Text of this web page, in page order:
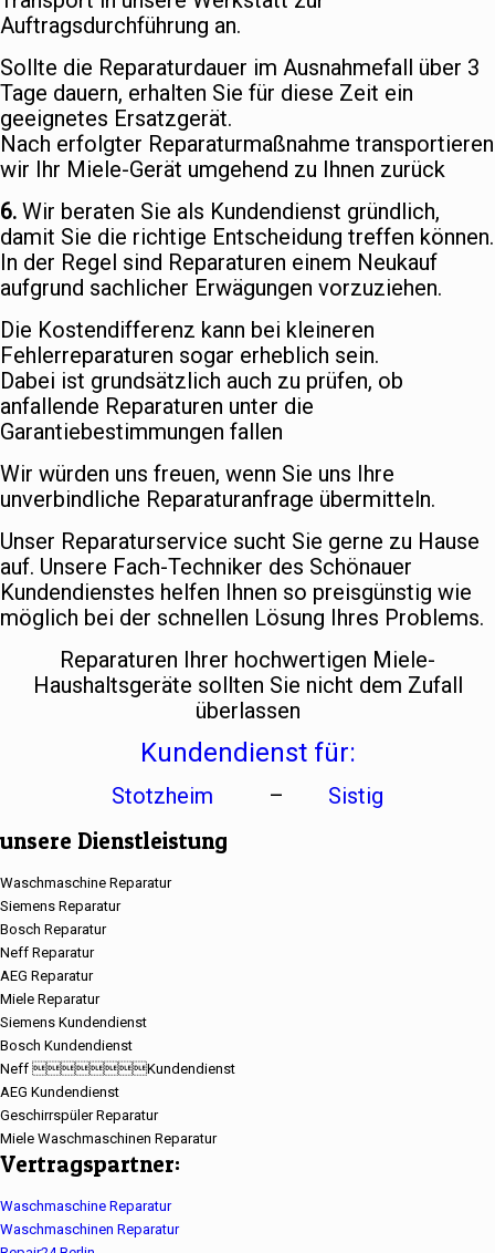
Auftragsdurchführung an.
Sollte die Reparaturdauer im Ausnahmefall über 3
Tage dauern, erhalten Sie für diese Zeit ein
geeignetes Ersatzgerät.
Nach erfolgter Reparaturmaßnahme transportieren
wir Ihr Miele-Gerät umgehend zu Ihnen zurück
6. Wir beraten Sie als Kundendienst gründlich,
damit Sie die richtige Entscheidung treffen können.
In der Regel sind Reparaturen einem Neukauf
aufgrund sachlicher Erwägungen vorzuziehen.
Die Kostendifferenz kann bei kleineren
Fehlerreparaturen sogar erheblich sein.
Dabei ist grundsätzlich auch zu prüfen, ob
anfallende Reparaturen unter die
Garantiebestimmungen fallen
Wir würden uns freuen, wenn Sie uns Ihre
unverbindliche Reparaturanfrage übermitteln.
Unser Reparaturservice sucht Sie gerne zu Hause
auf. Unsere Fach-Techniker des Schönauer
Kundendienstes helfen Ihnen so preisgünstig wie
möglich bei der schnellen Lösung Ihres Problems.
Reparaturen Ihrer hochwertigen Miele-
Haushaltsgeräte sollten Sie nicht dem Zufall
überlassen
Kundendienst für:
Stotzheim – Sistig
unsere Dienstleistung
Waschmaschine Reparatur
Siemens Reparatur
Bosch Reparatur
Neff Reparatur
AEG Reparatur
Miele Reparatur
Siemens Kundendienst
Bosch Kundendienst
Neff Kundendienst
AEG Kundendienst
Geschirrspüler Reparatur
Miele Waschmaschinen Reparatur
Vertragspartner:
Waschmaschine Reparatur
Waschmaschinen Reparatur